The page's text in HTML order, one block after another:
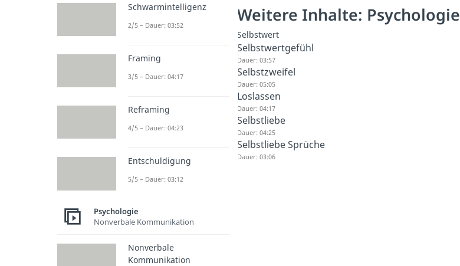
Weitere Inhalte: Psychologie
Selbstwert
Selbstwertgefühl
Dauer: 03:57
Selbstzweifel
Dauer: 05:05
Loslassen
Dauer: 04:17
Selbstliebe
Dauer: 04:25
Selbstliebe Sprüche
Dauer: 03:06
Schwarmintelligenz
2/5 – Dauer: 03:52
Framing
3/5 – Dauer: 04:17
Reframing
4/5 – Dauer: 04:23
Entschuldigung
5/5 – Dauer: 03:12
Psychologie
Nonverbale Kommunikation
Nonverbale
Kommunikation